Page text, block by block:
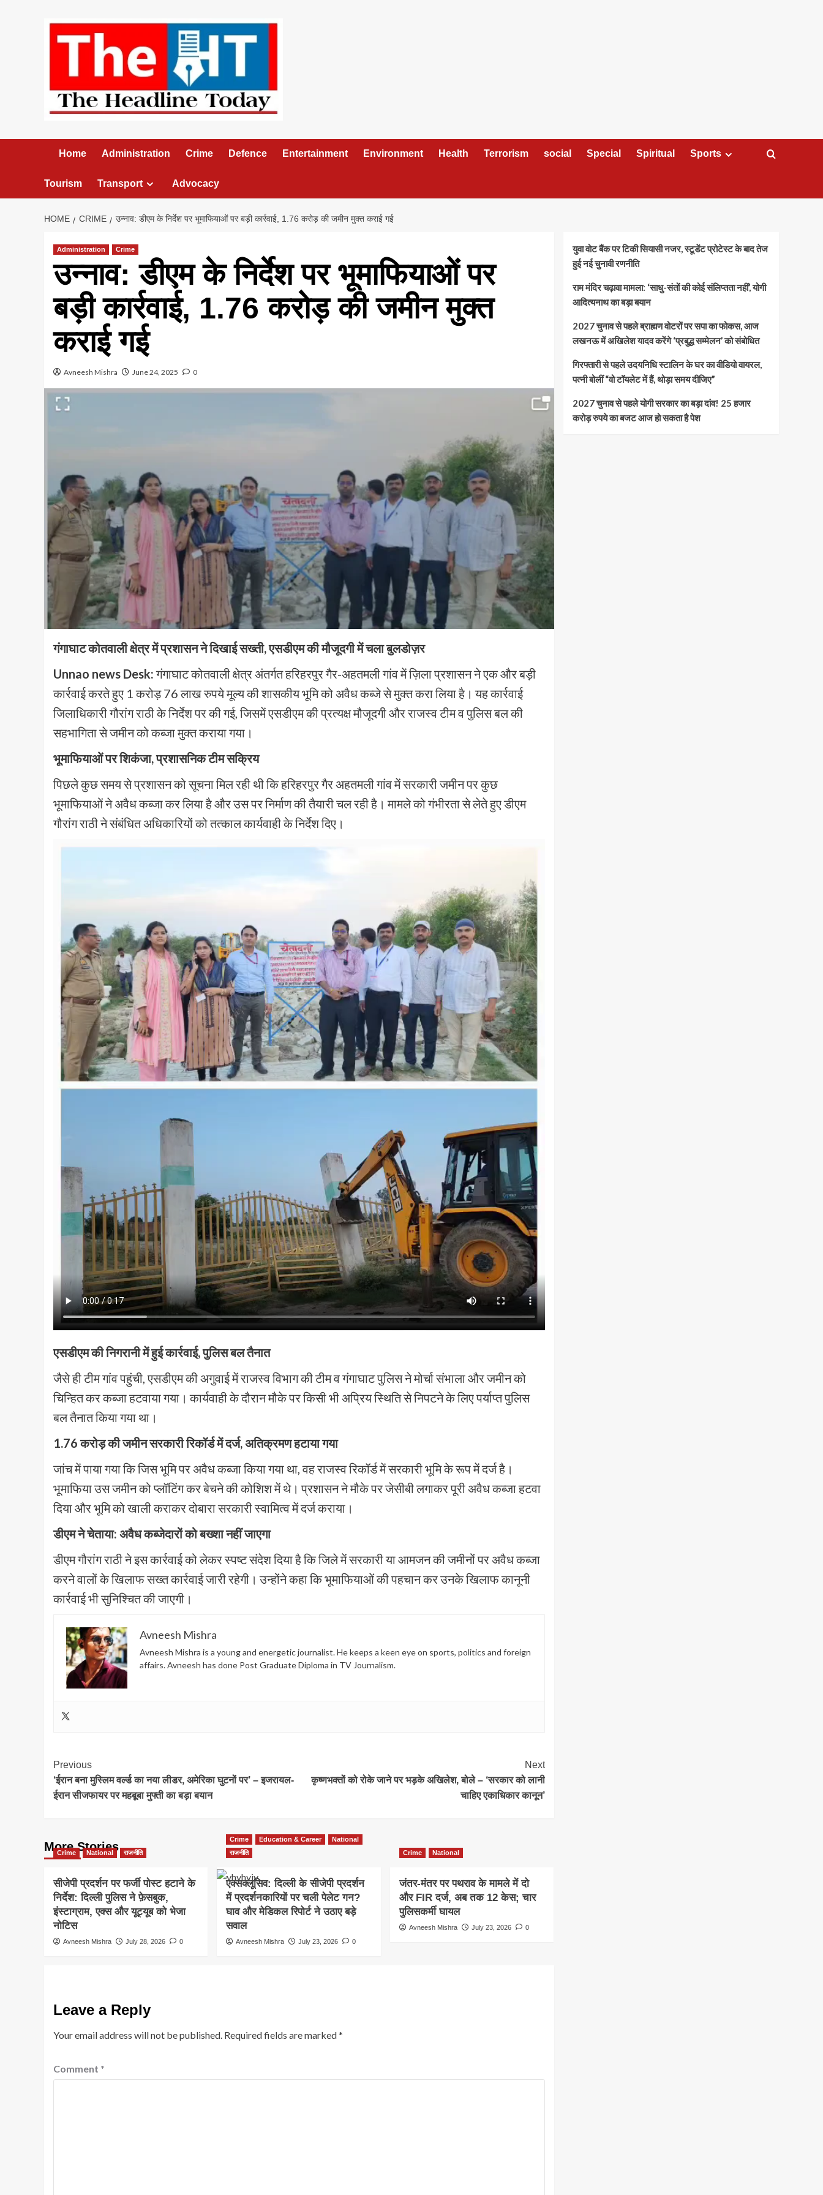
Home Administration Crime Defence Entertainment Environment Health Terrorism social Special Spiritual Sports
Tourism Transport Advocacy
HOME CRIME उन्नाव: डीएम के निर्देश पर भूमाफियाओं पर बड़ी कार्रवाई, 1.76 करोड़ की जमीन मुक्त कराई गई
Administration Crime
उन्नाव: डीएम के निर्देश पर भूमाफियाओं पर
बड़ी कार्रवाई, 1.76 करोड़ की जमीन मुक्त
कराई गई
Avneesh Mishra June 24, 2025 0
गंगाघाट कोतवाली क्षेत्र में प्रशासन ने दिखाई सख्ती, एसडीएम की मौजूदगी में चला बुलडोज़र
Unnao news Desk:गंगाघाट कोतवाली क्षेत्र अंतर्गत हरिहरपुर गैर-अहतमली गांव में ज़िला प्रशासन ने एक और बड़ी
कार्रवाई करते हुए 1 करोड़ 76 लाख रुपये मूल्य की शासकीय भूमि को अवैध कब्जे से मुक्त करा लिया है। यह कार्रवाई
जिलाधिकारी गौरांग राठी के निर्देश पर की गई, जिसमें एसडीएम की प्रत्यक्ष मौजूदगी और राजस्व टीम व पुलिस बल की
सहभागिता से जमीन को कब्जा मुक्त कराया गया।
भूमाफियाओं पर शिकंजा, प्रशासनिक टीम सक्रिय
पिछले कुछ समय से प्रशासन को सूचना मिल रही थी कि हरिहरपुर गैर अहतमली गांव में सरकारी जमीन पर कुछ
भूमाफियाओं ने अवैध कब्जा कर लिया है और उस पर निर्माण की तैयारी चल रही है। मामले को गंभीरता से लेते हुए डीएम
गौरांग राठी ने संबंधित अधिकारियों को तत्काल कार्यवाही के निर्देश दिए।
एसडीएम की निगरानी में हुई कार्रवाई, पुलिस बल तैनात
जैसे ही टीम गांव पहुंची, एसडीएम की अगुवाई में राजस्व विभाग की टीम व गंगाघाट पुलिस ने मोर्चा संभाला और जमीन को
चिन्हित कर कब्जा हटवाया गया। कार्यवाही के दौरान मौके पर किसी भी अप्रिय स्थिति से निपटने के लिए पर्याप्त पुलिस
बल तैनात किया गया था।
1.76 करोड़ की जमीन सरकारी रिकॉर्ड में दर्ज, अतिक्रमण हटाया गया
जांच में पाया गया कि जिस भूमि पर अवैध कब्जा किया गया था, वह राजस्व रिकॉर्ड में सरकारी भूमि के रूप में दर्ज है।
भूमाफिया उस जमीन को प्लॉटिंग कर बेचने की कोशिश में थे। प्रशासन ने मौके पर जेसीबी लगाकर पूरी अवैध कब्जा हटवा
दिया और भूमि को खाली कराकर दोबारा सरकारी स्वामित्व में दर्ज कराया।
डीएम ने चेताया: अवैध कब्जेदारों को बख्शा नहीं जाएगा
डीएम गौरांग राठी ने इस कार्रवाई को लेकर स्पष्ट संदेश दिया है कि जिले में सरकारी या आमजन की जमीनों पर अवैध कब्जा
करने वालों के खिलाफ सख्त कार्रवाई जारी रहेगी। उन्होंने कहा कि भूमाफियाओं की पहचान कर उनके खिलाफ कानूनी
कार्रवाई भी सुनिश्चित की जाएगी।
Avneesh Mishra
Avneesh Mishra is a young and energetic journalist. He keeps a keen eye on sports, politics and foreign
affairs. Avneesh has done Post Graduate Diploma in TV Journalism.
Post
Navigation
Previous
‘ईरान बना मुस्लिम वर्ल्ड का नया लीडर, अमेरिका घुटनों पर’ – इजरायल-
ईरान सीजफायर पर महबूबा मुफ्ती का बड़ा बयान
Next
कृष्णभक्तों को रोके जाने पर भड़के अखिलेश, बोले – ‘सरकार को लानी
चाहिए एकाधिकार कानून’
More Stories
Crime National राजनीति
सीजेपी प्रदर्शन पर फर्जी पोस्ट हटाने के
निर्देश: दिल्ली पुलिस ने फ़ेसबुक,
इंस्टाग्राम, एक्स और यूट्यूब को भेजा
नोटिस
Avneesh Mishra July 28, 2026 0
Crime Education & Career
National
राजनीति
एक्सक्लूसिव: दिल्ली के सीजेपी प्रदर्शन
में प्रदर्शनकारियों पर चली पेलेट गन?
घाव और मेडिकल रिपोर्ट ने उठाए बड़े
सवाल
Avneesh Mishra July 23, 2026 0
Crime National
जंतर-मंतर पर पथराव के मामले में दो
और FIR दर्ज, अब तक 12 केस; चार
पुलिसकर्मी घायल
Avneesh Mishra July 23, 2026 0
Leave a Reply
Your email address will not be published. Required fields are marked*
Comment *
युवा वोट बैंक पर टिकी सियासी नजर, स्टूडेंट प्रोटेस्ट के बाद तेज
हुई नई चुनावी रणनीति
राम मंदिर चढ़ावा मामला: ‘साधु-संतों की कोई संलिप्तता नहीं’, योगी
आदित्यनाथ का बड़ा बयान
2027 चुनाव से पहले ब्राह्मण वोटरों पर सपा का फोकस, आज
लखनऊ में अखिलेश यादव करेंगे ‘प्रबुद्ध सम्मेलन’ को संबोधित
गिरफ्तारी से पहले उदयनिधि स्टालिन के घर का वीडियो वायरल,
पत्नी बोलीं “वो टॉयलेट में हैं, थोड़ा समय दीजिए”
2027 चुनाव से पहले योगी सरकार का बड़ा दांव! 25 हजार
करोड़ रुपये का बजट आज हो सकता है पेश